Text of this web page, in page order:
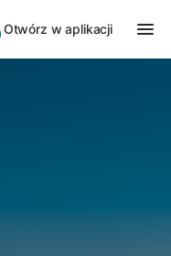
Otwórz w aplikacji